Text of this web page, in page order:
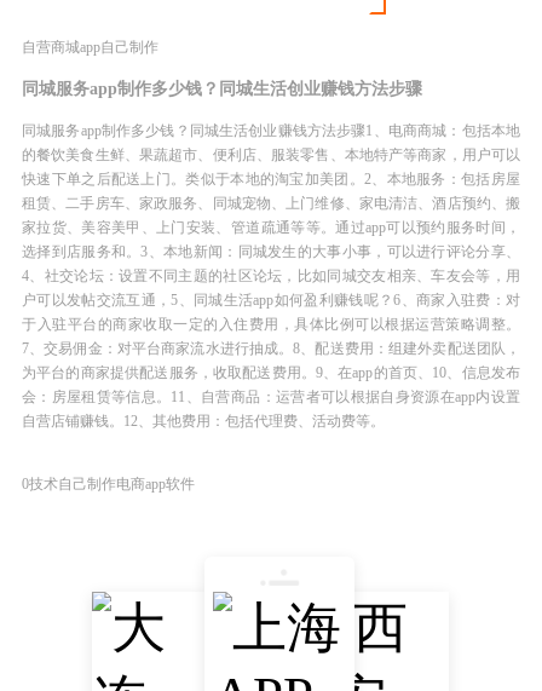
自营商城app自己制作
同城服务app制作多少钱？同城生活创业赚钱方法步骤
同城服务app制作多少钱？同城生活创业赚钱方法步骤1、电商商城：包括本地
的餐饮美食生鲜、果蔬超市、便利店、服装零售、本地特产等商家，用户可以
快速下单之后配送上门。类似于本地的淘宝加美团。2、本地服务：包括房屋
租赁、二手房车、家政服务、同城宠物、上门维修、家电清洁、酒店预约、搬
家拉货、美容美甲、上门安装、管道疏通等等。通过app可以预约服务时间，
选择到店服务和。3、本地新闻：同城发生的大事小事，可以进行评论分享、
4、社交论坛：设置不同主题的社区论坛，比如同城交友相亲、车友会等，用
户可以发帖交流互通，5、同城生活app如何盈利赚钱呢？6、商家入驻费：对
于入驻平台的商家收取一定的入住费用，具体比例可以根据运营策略调整。
7、交易佣金：对平台商家流水进行抽成。8、配送费用：组建外卖配送团队，
为平台的商家提供配送服务，收取配送费用。9、在app的首页、10、信息发布
会：房屋租赁等信息。11、自营商品：运营者可以根据自身资源在app内设置
自营店铺赚钱。12、其他费用：包括代理费、活动费等。
0技术自己制作电商app软件